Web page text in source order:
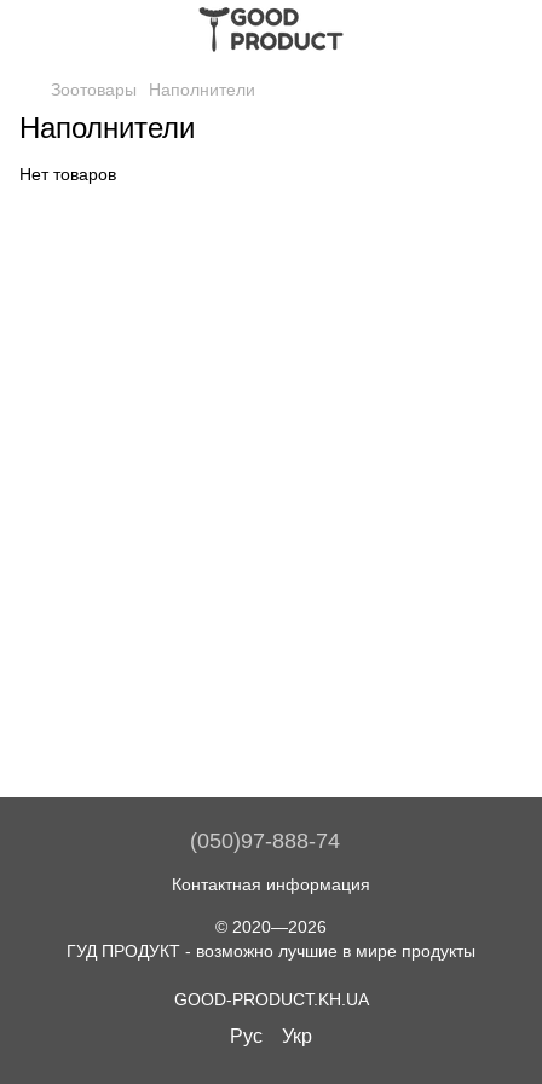
Зоотовары Наполнители
Наполнители
Нет товаров
(050)97-888-74
Контактная информация
© 2020—2026
ГУД ПРОДУКТ - возможно лучшие в мире продукты
GOOD-PRODUCT.KH.UA
Рус Укр